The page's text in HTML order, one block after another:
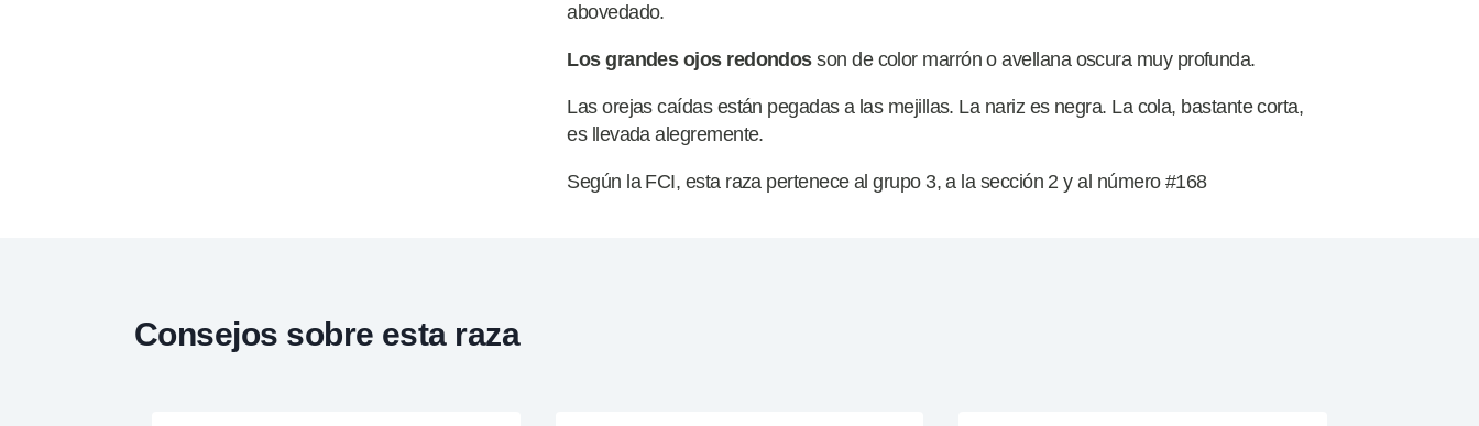
abovedado.
Los grandes ojos redondosson de color marrón o avellana oscura muy profunda.
Las orejas caídas están pegadas a las mejillas. La nariz es negra. La cola, bastante corta,
es llevada alegremente.
Según la FCI, esta raza pertenece al grupo 3, a la sección 2 y al número #168
Consejos sobre esta raza